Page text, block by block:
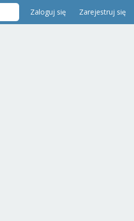
Zaloguj się Zarejestruj się